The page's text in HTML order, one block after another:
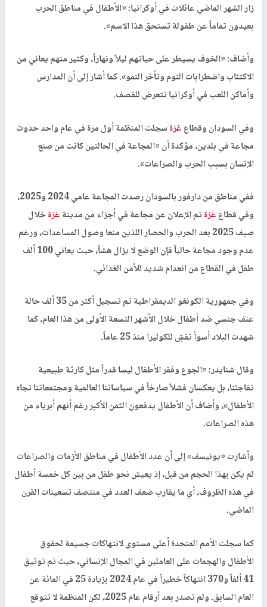
زار الشهر الماضي عائلات في أوكرانيا: «الأطفال في مناطق الحرب
بعيدون تماماً عن طفولة تستحق هذا الاسم».
وأضاف: «الخوف يسيطر على حياتهم ليلاً ونهاراً، وكثير منهم يعاني من
الاكتئاب واضطرابات النوم وتأخر النمو». كما أشار إلى أن المدارس
وأماكن اللعب في أوكرانيا تتعرض للقصف.
وفي السودان وقطاعغزةسجلت المنظمة أول مرة في عام واحد حدوث
مجاعة في بلدين، مؤكدة أن «المجاعة في الحالتين كانت من صنع
الإنسان بسبب الحرب والصراعات».
ففي مناطق من دارفور بالسودان رصدت المجاعة عامي 2024 و2025،
وفي قطاعغزةتم الإعلان عن مجاعة في أجزاء من مدينةغزةخلال
صيف 2025 بعد الحرب والحصار اللذين منعا وصول المساعدات، ورغم
عدم وجود مجاعة حالياً فإن الوضع لا يزال هشاً، حيث يعاني 100 ألف
طفل في القطاع من انعدام شديد للأمن الغذائي.
وفي جمهورية الكونغو الديمقراطية تم تسجيل أكثر من 35 ألف حالة
عنف جنسي ضد أطفال خلال الأشهر التسعة الأولى من هذا العام، كما
شهدت البلاد أسوأ تفشٍ للكوليرا منذ 25 عاماً.
وقال شنايدر: «الجوع وفقر الأطفال ليسا قدراً مثل كارثة طبيعية
تفاجئنا، بل يعكسان فشلاً صارخاً في سياساتنا العالمية ومجتمعاتنا تجاه
الأطفال»، وأضاف أن الأطفال يدفعون الثمن الأكبر رغم أنهم أبرياء من
هذه الصراعات.
وأشارت «يونيسف» إلى أن عدد الأطفال في مناطق الأزمات والصراعات
لم يكن بهذا الحجم من قبل، إذ يعيش نحو طفل من بين كل خمسة أطفال
في هذه الظروف، أي ما يقارب ضعف العدد في منتصف تسعينات القرن
الماضي.
كما سجلت الأمم المتحدة أعلى مستوى لانتهاكات جسيمة لحقوق
الأطفال والهجمات على العاملين في المجال الإنساني، حيث تم توثيق
41 ألفاً و370 انتهاكاً خطيراً في عام 2024 بزيادة 25 في المائة عن
العام السابق. ولم تصدر بعد أرقام عام 2025، لكن المنظمة لا تتوقع